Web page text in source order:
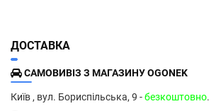
ДОСТАВКА
САМОВИВІЗ З МАГАЗИНУ OGONEK
Київ , вул. Бориспільська, 9 -безкоштовно.